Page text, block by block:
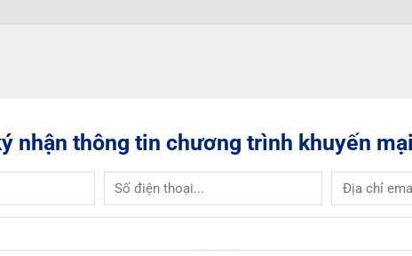
nhận thông tin chương trình khuyến